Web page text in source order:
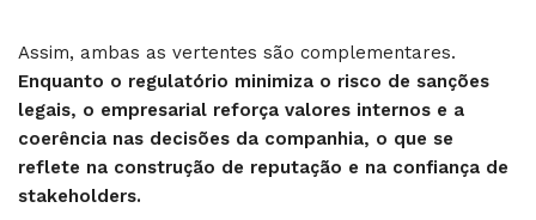
Assim, ambas as vertentes são complementares.
Enquanto o regulatório minimiza o risco de sanções
legais, o empresarial reforça valores internos e a
coerência nas decisões da companhia, o que se
reflete na construção de reputação e na confiança de
stakeholders.